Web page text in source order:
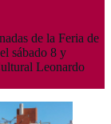
de la Feria de
sábado 8 y
Leonardo